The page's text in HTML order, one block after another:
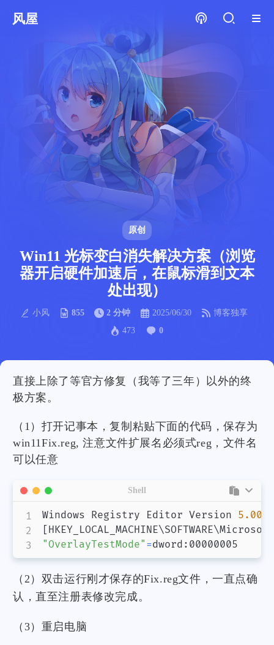
风屋
原创
Win11 光标变白消失解决方案（浏览
器开启硬件加速后，在鼠标滑到文本
处出现）
小风 855 2 分钟 2025/06/30
博客独享
473
0
直接上除了等官方修复（我等了三年）以外的终
极方案。
（1）打开记事本，复制粘贴下面的代码，保存为
win11Fix.reg, 注意文件扩展名必须式reg，文件名
可以任意
Windows Registry Editor Version 5.00
[ HKEY_LOCAL_MACHINE\SOFTWARE\Microsoft
"OverlayTestMode" =dword:00000005
Shell
（2）双击运行刚才保存的Fix.reg文件，一直点确
认，直至注册表修改完成。
（3）重启电脑